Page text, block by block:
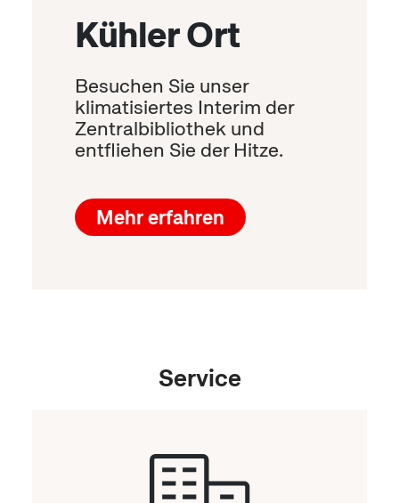
Kühler Ort
Besuchen Sie unser
klimatisiertes Interim der
Zentralbibliothek und
entfliehen Sie der Hitze.
Mehr erfahren
Service